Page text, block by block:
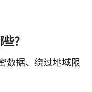
？
数据、绕过地域限